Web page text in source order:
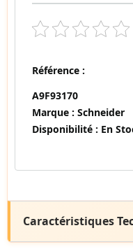
Référence :
A9F93170
Marque : Schneider
Disponibilité : En
Caractéristiques